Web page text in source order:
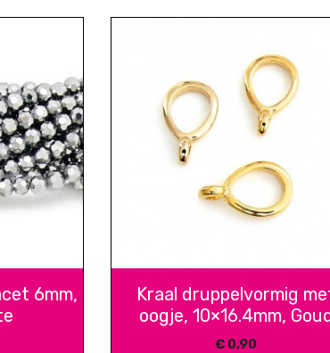
6mm,
Kraal druppelvormig
oogje, 10×16.4mm,
€ 0,90